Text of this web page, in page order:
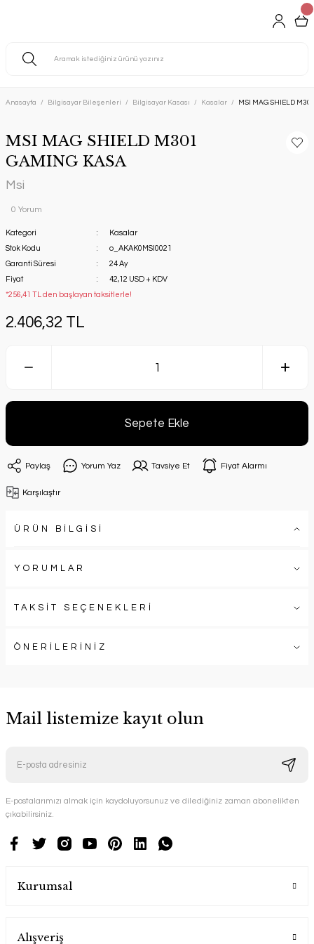
Anasayfa Bilgisayar Bileşenleri Bilgisayar Kasası Kasalar MSI MAG SHIELD
MSI MAG SHIELD M301
GAMING KASA
Msi
0 Yorum
Kategori
Kasalar
Stok Kodu
o_AKAK0MSI0021
Garanti Süresi
24 Ay
Fiyat
42,12 USD + KDV
*256,41 TL den başlayan taksitlerle!
2.406,32 TL
Sepete Ekle
Paylaş Yorum Yaz Tavsiye Et Fiyat Alarmı
Karşılaştır
ÜRÜN BİLGİSİ
YORUMLAR
TAKSİT SEÇENEKLERİ
ÖNERİLERİNİZ
Mail listemize kayıt olun
E-postalarımızı almak için kaydoluyorsunuz ve dilediğiniz zaman abonelikten
çıkabilirsiniz.
Kurumsal
Alışveriş